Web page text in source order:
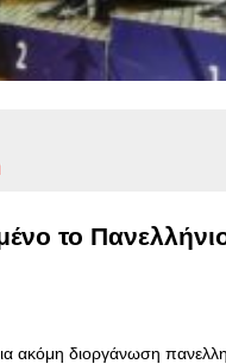
το
ακόμη διοργάνωση